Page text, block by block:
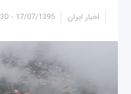
17/07/1395 - 12:30 اخبار ایران